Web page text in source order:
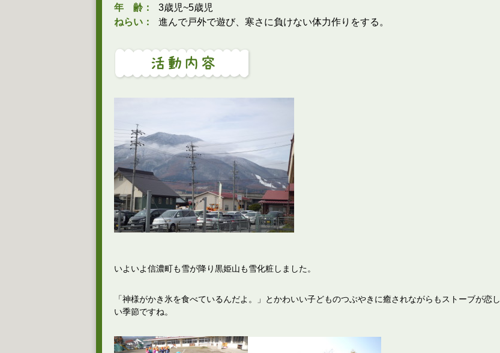
年 齢：
3歳児~5歳児
ねらい：
進んで戸外で遊び、寒さに負けない体力作りをする。
いよいよ信濃町も雪が降り黒姫山も雪化粧しました。
「神様がかき氷を食べているんだよ。」とかわいい子どものつぶやきに癒されながらもストーブが恋し
い季節ですね。